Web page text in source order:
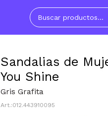
Sandalias de
You Shine
Gris Grafita
012.443910095